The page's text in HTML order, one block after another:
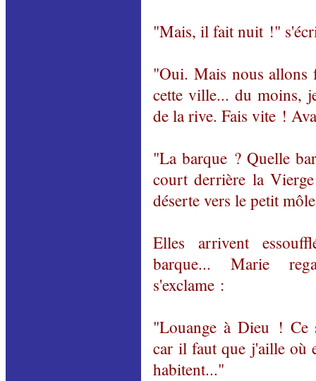
"Mais, il fait nuit !"
"Oui. Mais nous allons
cette ville... du moins,
de la rive. Fais vite !
"La barque ? Quelle
court derrière la
déserte vers le petit
Elles arrivent
barque... Marie
s'exclame :
"Louange à Dieu ! Ce
car il faut que j'aille où
habitent..."